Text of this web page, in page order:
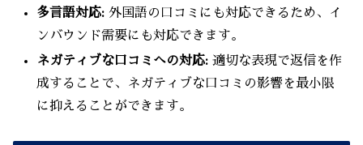
多言語対応: 外国語の口コミにも対応できるため、イ
ンバウンド需要にも対応できます。
ネガティブな口コミへの対応: 適切な表現で返信を作
成することで、ネガティブな口コミの影響を最小限
に抑えることができます。